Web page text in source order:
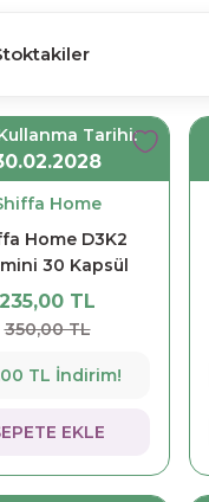
Tarihi:
Home
Home D3K2
30 Kapsül
235,00 TL
350,00 TL
TL İndirim!
EKLE